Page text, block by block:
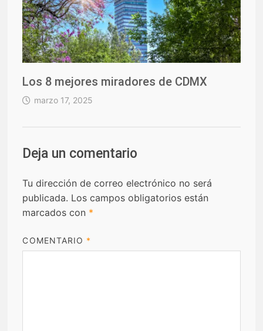
Los 8 mejores miradores de CDMX
marzo 17, 2025
Deja un comentario
Tu dirección de correo electrónico no será
publicada. Los campos obligatorios están
marcados con *
COMENTARIO *